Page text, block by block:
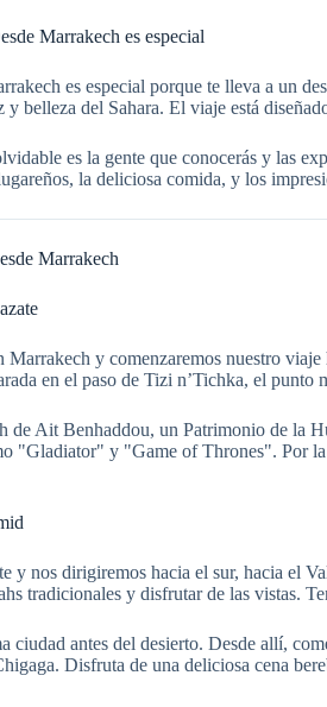
Marrakech es especial
es especial porque te lleva a un
belleza del Sahara. El viaje está
es la gente que conocerás y las
la deliciosa comida, y los
Marrakech
Marrakech y comenzaremos nuestro
en el paso de Tizi n’Tichka, el
de Ait Benhaddou, un Patrimonio de
"Gladiator" y "Game of Thrones". Por
y nos dirigiremos hacia el sur, hacia el
tradicionales y disfrutar de las vistas.
antes del desierto. Desde allí,
Disfruta de una deliciosa cena